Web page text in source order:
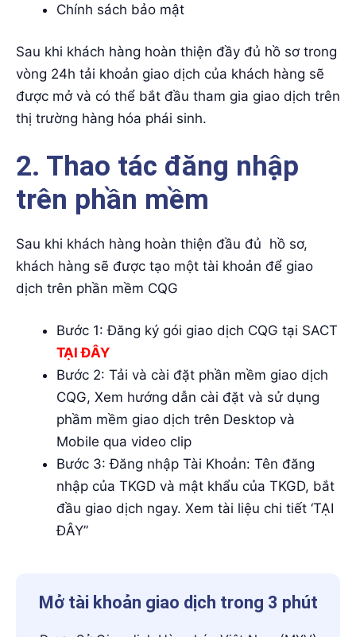
Chính sách bảo mật
Sau khi khách hàng hoàn thiện đầy đủ hồ sơ trong
vòng 24h tải khoản giao dịch của khách hàng sẽ
được mở và có thể bắt đầu tham gia giao dịch trên
thị trường hàng hóa phái sinh.
2. Thao tác đăng nhập
trên phần mềm
Sau khi khách hàng hoàn thiện đầu đủ hồ sơ,
khách hàng sẽ được tạo một tài khoản để giao
dịch trên phần mềm CQG
Bước 1: Đăng ký gói giao dịch CQG tại SACT
TẠI ĐÂY
Bước 2: Tải và cài đặt phần mềm giao dịch
CQG, Xem hướng dẫn cài đặt và sử dụng
phầm mềm giao dịch trên Desktop và
Mobile qua video clip
Bước 3: Đăng nhập Tài Khoản: Tên đăng
nhập của TKGD và mật khẩu của TKGD, bắt
đầu giao dịch ngay. Xem tài liệu chi tiết ‘TẠI
ĐÂY”
Mở tài khoản giao dịch trong 3 phút